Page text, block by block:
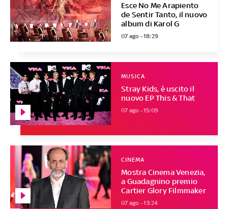
Esce No Me Arapiento
de Sentir Tanto, il nuovo
album di Karol G
07 ago - 18:29
Stray Kids, è uscito il
nuovo EP This & That
MUSICA
07 ago - 15:09
Mostra Cinema Venezia,
a Guadagnino premio
Cartier Glory Filmmaker
CINEMA
07 ago - 13:24